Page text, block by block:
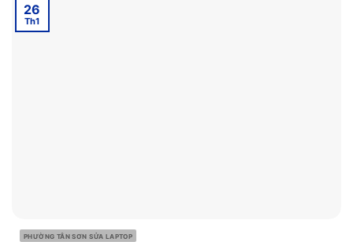
PHƯỜNG TÂN SƠN SỬA LAPTOP
26
Th1